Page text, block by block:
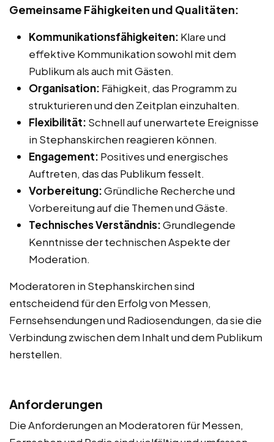
Gemeinsame Fähigkeiten und Qualitäten:
Kommunikationsfähigkeiten: Klare und
effektive Kommunikation sowohl mit dem
Publikum als auch mit Gästen.
Organisation: Fähigkeit, das Programm zu
strukturieren und den Zeitplan einzuhalten.
Flexibilität: Schnell auf unerwartete Ereignisse
in Stephanskirchen reagieren können.
Engagement: Positives und energisches
Auftreten, das das Publikum fesselt.
Vorbereitung:Gründliche Recherche und
Vorbereitung auf die Themen und Gäste.
Technisches Verständnis:Grundlegende
Kenntnisse der technischen Aspekte der
Moderation.
Moderatoren in Stephanskirchen sind
entscheidend für den Erfolg von Messen,
Fernsehsendungen und Radiosendungen, da sie die
Verbindung zwischen dem Inhalt und dem Publikum
herstellen.
Anforderungen
Die Anforderungen an Moderatoren für Messen,